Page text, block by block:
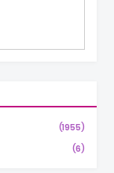
(1955)
(6)